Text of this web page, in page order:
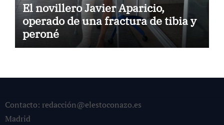
El novillero Javier Aparicio,
operado de una fractura de tibia y
peroné
Contacto: redacción@elestoconazo.es
Madrid